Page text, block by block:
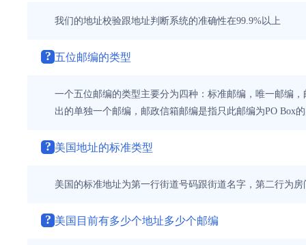
我们的地址校验跟地址判断系统的准确性在99.9%以上
? 五位邮编的类型
一个五位邮编的类型主要分为四种：标准邮编，唯一邮编
出的单独一个邮编，邮政信箱邮编是指只此邮编为PO Box
? 美国地址的标准类型
美国的标准地址为第一行街道号码跟街道名字，第二行为
? 美国目前有多少个地址多少个邮编